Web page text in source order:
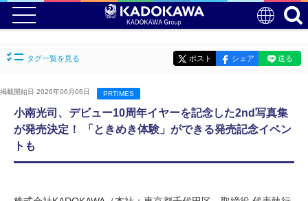
タグ一覧を見る ポスト シェア 送る
掲載開始日 2026年06月06日 PRTIMES
小南光司、デビュー10周年イヤーを記念した2nd写真集
が発売決定！ 「ときめき体験」ができる発売記念イベン
トも